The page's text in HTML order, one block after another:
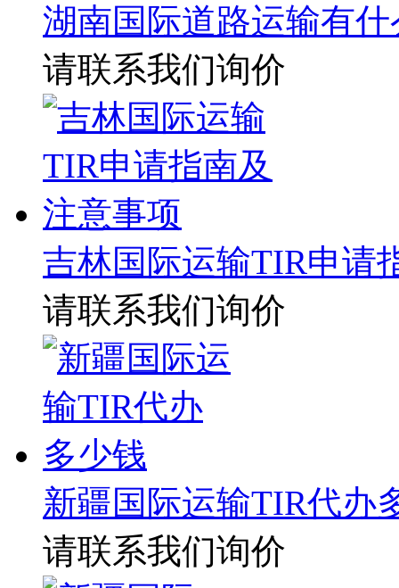
湖南国际道路运输有
请联系我们询价
吉林国际运输TIR申请
请联系我们询价
新疆国际运输TIR代办
请联系我们询价